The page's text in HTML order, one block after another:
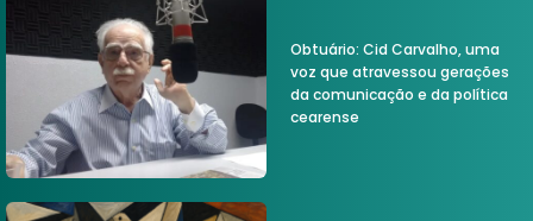
Obtuário: Cid Carvalho, uma
voz que atravessou gerações
da comunicação e da política
cearense